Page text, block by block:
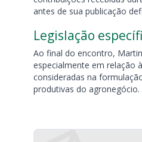
antes de sua publicação
Legislação
Ao final do encontro,
especialmente em relação
consideradas na
produtivas do agronegócio.